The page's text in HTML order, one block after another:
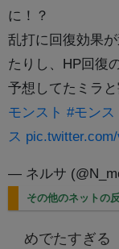
に！？
乱打に回復効果
たりし、HP回復
予想してたミラ
モンスト #モンス
ス
— ネルサ
その他のネットの
めでたすぎる